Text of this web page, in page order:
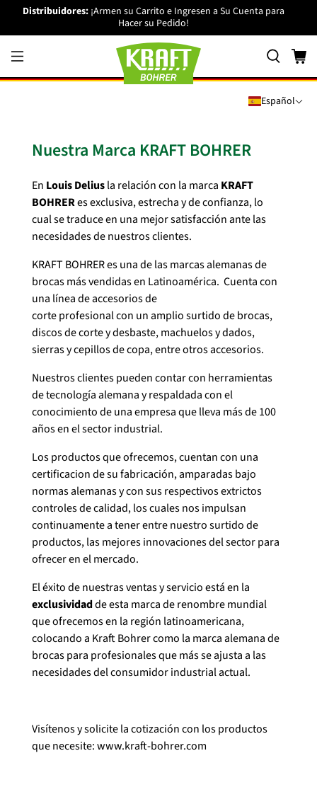
Español
Distribuidores: ¡Armen su Carrito e Ingresen a Su Cuenta para
Hacer su Pedido!
Nuestra Marca KRAFT BOHRER
En Louis Deliusla relación con la marca KRAFT
BOHRERes exclusiva, estrecha y de confianza, lo
cual se traduce en una mejor satisfacción ante las
necesidades de nuestros clientes.
KRAFT BOHRER es una de las marcas alemanas de
brocas más vendidas en Latinoamérica. Cuenta con
una línea de accesorios de
corte profesional con un amplio surtido de brocas,
discos de corte y desbaste, machuelos y dados,
sierras y cepillos de copa, entre otros accesorios.
Nuestros clientes pueden contar con herramientas
de tecnología alemana y respaldada con el
conocimiento de una empresa que lleva más de 100
años en el sector industrial.
Los productos que ofrecemos, cuentan con una
certificacion de su fabricación, amparadas bajo
normas alemanas y con sus respectivos extrictos
controles de calidad, los cuales nos impulsan
continuamente a tener entre nuestro surtido de
productos, las mejores innovaciones del sector para
ofrecer en el mercado.
El éxito de nuestras ventas y servicio está en la
exclusividadde esta marca de renombre mundial
que ofrecemos en la región latinoamericana,
colocando a Kraft Bohrer como la marca alemana de
brocas para profesionales que más se ajusta a las
necesidades del consumidor industrial actual.
Visítenos y solicite la cotización con los productos
que necesite:www.kraft-bohrer.com